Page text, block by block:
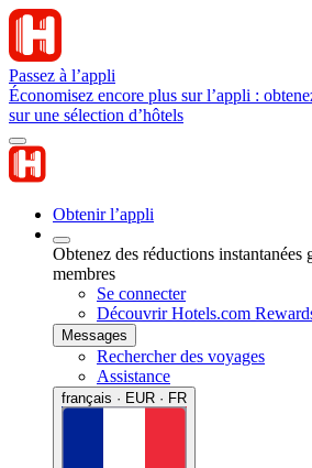
Passez à l’appli
Économisez encore plus sur l’appli :
sur une sélection d’hôtels
Obtenir l’appli
Obtenez des réductions instantanées
membres
Se connecter
Découvrir Hotels.com
Messages
Rechercher des voyages
Assistance
français · EUR · FR